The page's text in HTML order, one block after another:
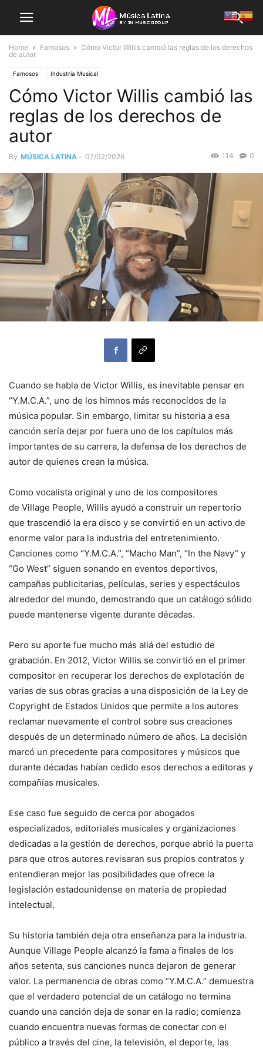
Home Famosos
Cómo Victor Willis cambió las reglas de los derechos
de autor
Famosos Industria Musical
Cómo Victor Willis cambió las
reglas de los derechos de
autor
By MÚSICA LATINA - 07/02/2026 0
114
Cuando se habla de Victor Willis, es inevitable pensar en
“Y.M.C.A.”, uno de los himnos más reconocidos de la
música popular. Sin embargo, limitar su historia a esa
canción sería dejar por fuera uno de los capítulos más
importantes de su carrera, la defensa de los derechos de
autor de quienes crean la música.
Como vocalista original y uno de los compositores
de Village People, Willis ayudó a construir un repertorio
que trascendió la era disco y se convirtió en un activo de
enorme valor para la industria del entretenimiento.
Canciones como “Y.M.C.A.”, “Macho Man”, “In the Navy” y
“Go West” siguen sonando en eventos deportivos,
campañas publicitarias, películas, series y espectáculos
alrededor del mundo, demostrando que un catálogo sólido
puede mantenerse vigente durante décadas.
Pero su aporte fue mucho más allá del estudio de
grabación. En 2012, Victor Willis se convirtió en el primer
compositor en recuperar los derechos de explotación de
varias de sus obras gracias a una disposición de la Ley de
Copyright de Estados Unidos que permite a los autores
reclamar nuevamente el control sobre sus creaciones
después de un determinado número de años. La decisión
marcó un precedente para compositores y músicos que
durante décadas habían cedido esos derechos a editoras y
compañías musicales.
Ese caso fue seguido de cerca por abogados
especializados, editoriales musicales y organizaciones
dedicadas a la gestión de derechos, porque abrió la puerta
para que otros autores revisaran sus propios contratos y
entendieran mejor las posibilidades que ofrece la
legislación estadounidense en materia de propiedad
intelectual.
Su historia también deja otra enseñanza para la industria.
Aunque Village People alcanzó la fama a finales de los
años setenta, sus canciones nunca dejaron de generar
valor. La permanencia de obras como “Y.M.C.A.” demuestra
que el verdadero potencial de un catálogo no termina
cuando una canción deja de sonar en la radio; comienza
cuando encuentra nuevas formas de conectar con el
público a través del cine, la televisión, el deporte, las